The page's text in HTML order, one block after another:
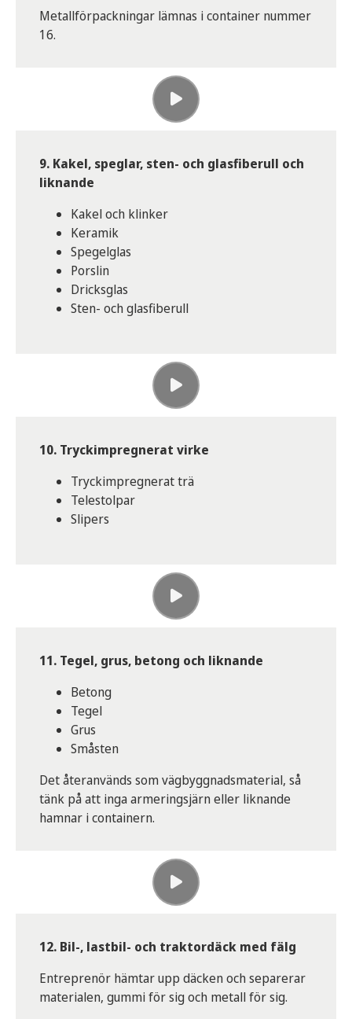
Metallförpackningar lämnas i container nummer
16.
9. Kakel, speglar, sten- och glasfiberull och
liknande
Kakel och klinker
Keramik
Spegelglas
Porslin
Dricksglas
Sten- och glasfiberull
10. Tryckimpregnerat virke
Tryckimpregnerat trä
Telestolpar
Slipers
11. Tegel, grus, betong och liknande
Betong
Tegel
Grus
Småsten
Det återanvänds som vägbyggnadsmaterial, så
tänk på att inga armeringsjärn eller liknande
hamnar i containern.
12. Bil-, lastbil- och traktordäck med fälg
Entreprenör hämtar upp däcken och separerar
materialen, gummi för sig och metall för sig.